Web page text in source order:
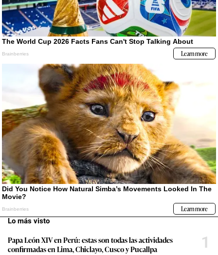
Lo más visto
Papa León XIV en Perú: estas son todas las actividades
confirmadas en Lima, Chiclayo, Cusco y Pucallpa
1